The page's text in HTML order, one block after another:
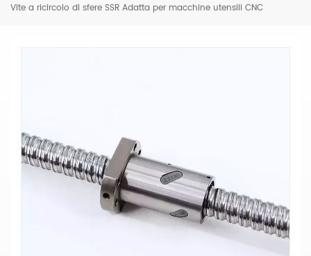
Vite a ricircolo di sfere SSR Adatta per macchine utensili CNC